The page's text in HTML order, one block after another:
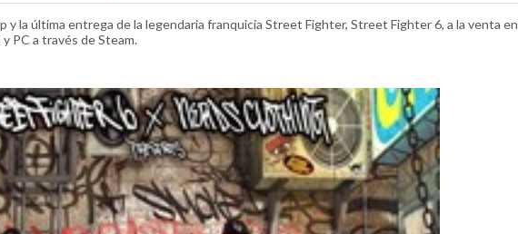
y la última entrega de la legendaria franquicia Street Fighter, Street Fighter 6, a la venta en
PC a través de Steam.